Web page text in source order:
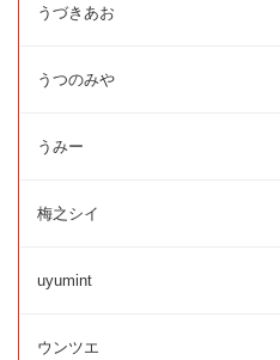
うづきあお
うつのみや
うみー
梅之シイ
uyumint
ウンツエ